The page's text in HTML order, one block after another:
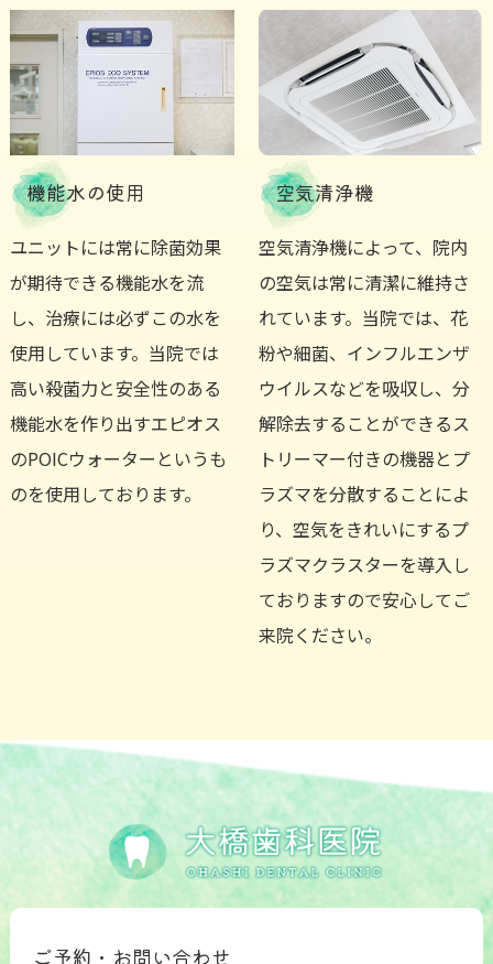
機能水の使用
ユニットには常に除菌効果
が期待できる機能水を流
し、治療には必ずこの水を
使用しています。当院では
高い殺菌力と安全性のある
機能水を作り出すエピオス
のPOICウォーターというも
のを使用しております。
空気清浄機
空気清浄機によって、院内
の空気は常に清潔に維持さ
れています。当院では、花
粉や細菌、インフルエンザ
ウイルスなどを吸収し、分
解除去することができるス
トリーマー付きの機器とプ
ラズマを分散することによ
り、空気をきれいにするプ
ラズマクラスターを導入し
ておりますので安心してご
来院ください。
ご予約・お問い合わせ